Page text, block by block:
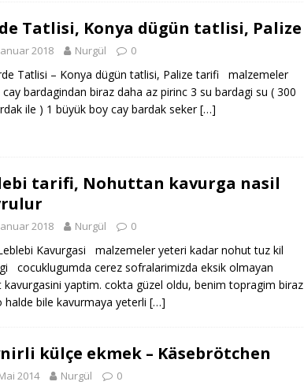
Tatlisi, Konya dügün tatlisi, Palize
2018 Nurgül 0
Tatlisi – Konya dügün tatlisi, Palize tarifi malzemeler
bardagindan biraz daha az pirinc 3 su bardagi su ( 300
ile ) 1 büyük boy cay bardak seker[…]
tarifi, Nohuttan kavurga nasil
2018 Nurgül 0
Kavurgasi malzemeler yeteri kadar nohut tuz kil
cocuklugumda cerez sofralarimizda eksik olmayan
kavurgasini yaptim. cokta güzel oldu, benim topragim biraz
halde bile kavurmaya yeterli […]
külçe ekmek – Käsebrötchen
2014 Nurgül 0